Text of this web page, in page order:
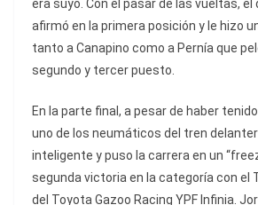
era suyo. Con el pasar de las vueltas, el
afirmó en la primera posición y le hizo
tanto a Canapino como a Pernía que
segundo y tercer puesto.
En la parte final, a pesar de haber
uno de los neumáticos del tren
inteligente y puso la carrera en un
segunda victoria en la categoría con el
del Toyota Gazoo Racing YPF Infinia.